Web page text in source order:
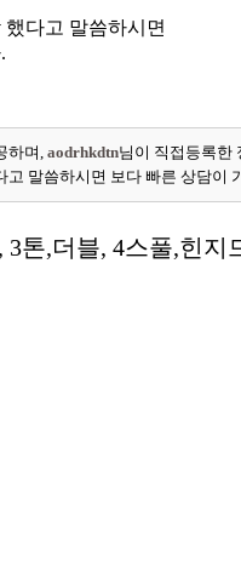
다고 말씀하시면
하며, aodrhkdtn님이 직접등록한
고 말씀하시면 보다 빠른 상담이
3톤,더블, 4스풀,힌지